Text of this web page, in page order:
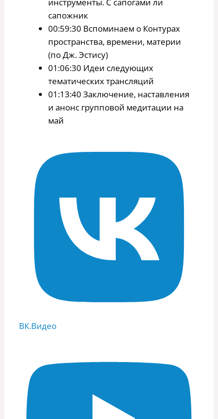
инструменты. С сапогами ли
сапожник
00:59:30 Вспоминаем о Контурах
пространства, времени, материи
(по Дж. Эстису)
01:06:30 Идеи следующих
тематических трансляций
01:13:40 Заключение, наставления
и анонс групповой медитации на
май
ВК.Видео